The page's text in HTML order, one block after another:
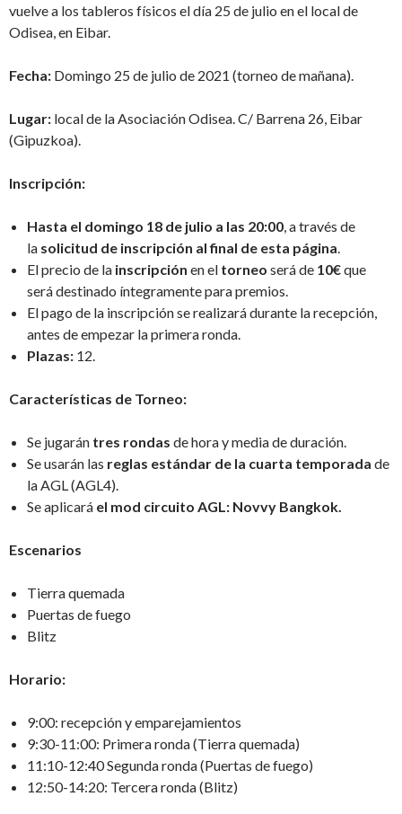
vuelve a los tableros físicos el día 25 de julio en el local de
Odisea, en Eibar.
Fecha: Domingo 25 de julio de 2021 (torneo de mañana).
Lugar: local de la Asociación Odisea. C/ Barrena 26, Eibar
(Gipuzkoa).
Inscripción:
Hasta el domingo 18 de julio a las 20:00, a través de
la solicitud de inscripción al final de esta página.
El precio de la inscripción en el torneo será de 10€que
será destinado íntegramente para premios.
El pago de la inscripción se realizará durante la recepción,
antes de empezar la primera ronda.
Plazas: 12.
Características de Torneo:
Se jugarán tres rondas de hora y media de duración.
Se usarán las reglas estándar de la cuarta temporada de
la AGL (AGL4).
Se aplicará el mod circuito AGL: Novvy Bangkok.
Escenarios
Tierra quemada
Puertas de fuego
Blitz
Horario:
9:00: recepción y emparejamientos
9:30-11:00: Primera ronda (Tierra quemada)
11:10-12:40 Segunda ronda (Puertas de fuego)
12:50-14:20: Tercera ronda (Blitz)